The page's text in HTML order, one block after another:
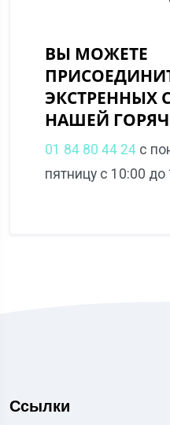
ВЫ МОЖЕТЕ
ЭКСТРЕННЫХ
НАШЕЙ
01 84 80 44 24 с
пятницу с 10:00 до
Ссылки